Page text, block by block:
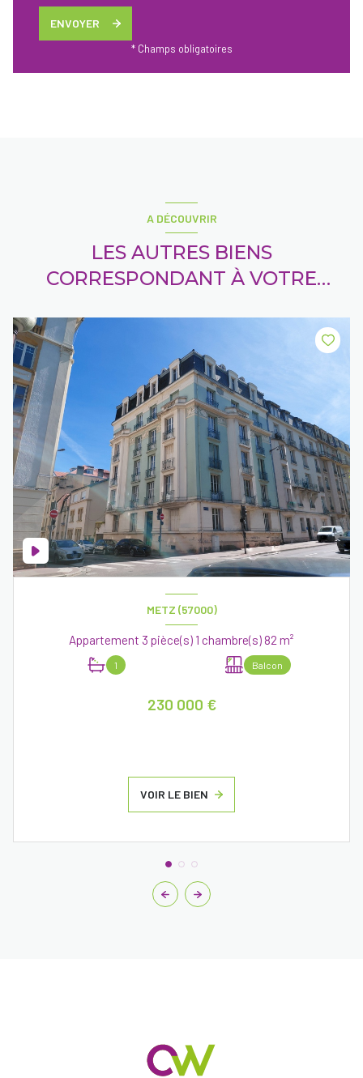
ENVOYER
* Champs obligatoires
A DÉCOUVRIR
LES AUTRES BIENS
CORRESPONDANT À VOTRE
METZ (57000)
Appartement 3 pièce(s) 1 chambre(s) 82 m²
1 Balcon
230 000 €
VOIR LE BIEN